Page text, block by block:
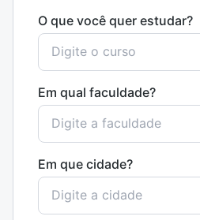
O que você quer estudar?
Em qual faculdade?
Em que cidade?